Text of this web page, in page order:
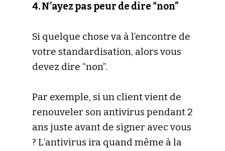
4. N’ayez pas peur de dire “non”
Si quelque chose va à l’encontre de
votre standardisation, alors vous
devez dire “non”.
Par exemple, si un client vient de
renouveler son antivirus pendant 2
ans juste avant de signer avec vous
? L’antivirus ira quand même à la